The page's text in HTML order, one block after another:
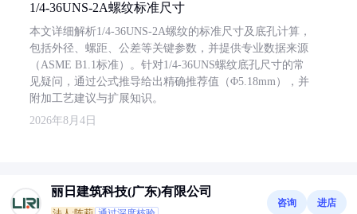
1/4-36UNS-2A螺纹标准尺寸
本文详细解析1/4-36UNS-2A螺纹的标准尺寸及底孔计算，
包括外径、螺距、公差等关键参数，并提供专业数据来源
（ASME B1.1标准）。针对1/4-36UNS螺纹底孔尺寸的常
见疑问，通过公式推导给出精确推荐值（Φ5.18mm），并
附加工艺建议与扩展知识。
2026年8月4日
丽日建筑科技(广东)有限公司
咨询 进店